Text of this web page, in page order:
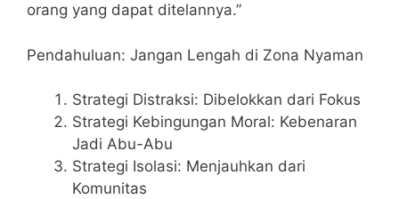
orang yang dapat ditelannya.”
Pendahuluan: Jangan Lengah di Zona Nyaman
Strategi Distraksi: Dibelokkan dari Fokus
Strategi Kebingungan Moral: Kebenaran
Jadi Abu-Abu
Strategi Isolasi: Menjauhkan dari
Komunitas